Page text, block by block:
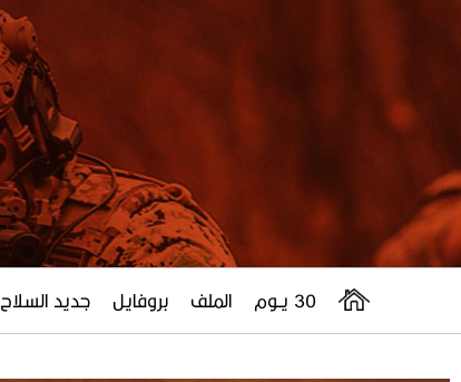
30 يــوم الملف بروفايل جديد السلاح